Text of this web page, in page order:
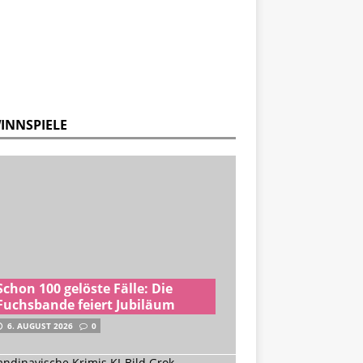
100 gelöste Fälle: Die
feiert Jubiläum
6. AUGUST 2026 0